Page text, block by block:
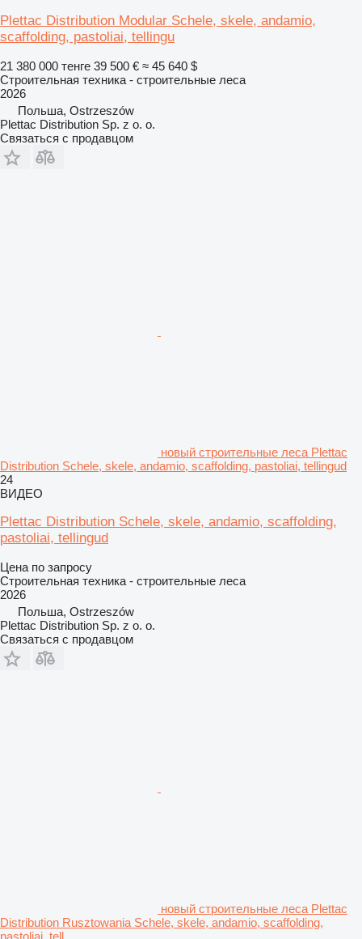
Plettac Distribution Modular Schele, skele, andamio,
scaffolding, pastoliai, tellingu
21 380 000 тенге 39 500 € ≈ 45 640 $
Строительная техника - строительные леса
2026
Польша, Ostrzeszów
Plettac Distribution Sp. z o. o.
Связаться с продавцом
новый строительные леса Plettac
Distribution Schele, skele, andamio, scaffolding, pastoliai, tellingud
24
ВИДЕО
Plettac Distribution Schele, skele, andamio, scaffolding,
pastoliai, tellingud
Цена по запросу
Строительная техника - строительные леса
2026
Польша, Ostrzeszów
Plettac Distribution Sp. z o. o.
Связаться с продавцом
новый строительные леса Plettac
Distribution Rusztowania Schele, skele, andamio, scaffolding,
pastoliai, tell